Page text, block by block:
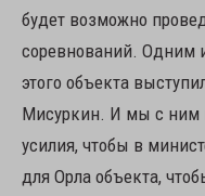
будет возможно
соревнований. Одним
этого объекта
Мисуркин. И мы с ним
усилия, чтобы в
для Орла объекта,